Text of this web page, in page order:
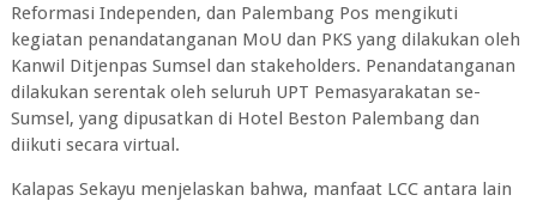
Reformasi Independen, dan Palembang Pos mengikuti
kegiatan penandatanganan MoU dan PKS yang dilakukan oleh
Kanwil Ditjenpas Sumsel dan stakeholders. Penandatanganan
dilakukan serentak oleh seluruh UPT Pemasyarakatan se-
Sumsel, yang dipusatkan di Hotel Beston Palembang dan
diikuti secara virtual.
Kalapas Sekayu menjelaskan bahwa, manfaat LCC antara lain